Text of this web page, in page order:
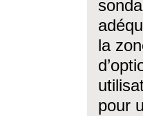
la
pour